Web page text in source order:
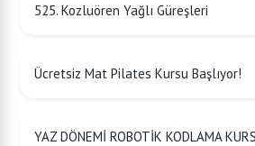
525. Kozluören Yağlı Güreşleri
Ücretsiz Mat Pilates Kursu Başlıyor!
YAZ DÖNEMİ ROBOTİK KODLAMA